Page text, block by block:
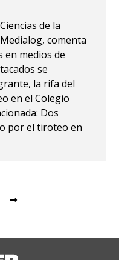
de la
comenta
en medios de
se
la rifa del
en el Colegio
Dos
por el tiroteo en